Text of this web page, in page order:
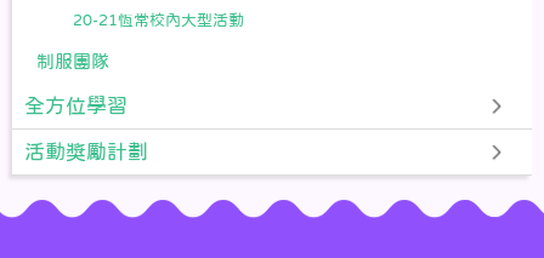
20-21恆常校內大型活動
制服團隊
全方位學習
活動獎勵計劃